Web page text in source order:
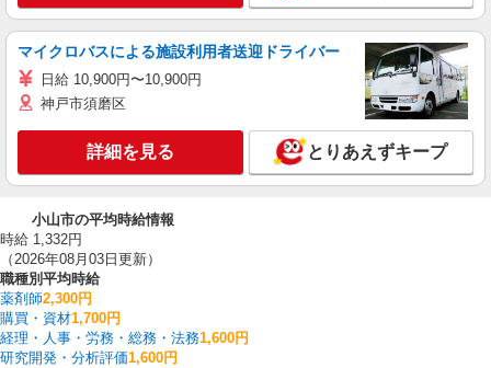
マイクロバスによる施設利用者送迎ドライバー
日給 10,900円〜10,900円
神戸市須磨区
詳細を見る とりあえずキープ
小山市の平均時給情報
時給 1,332円
（2026年08月03日更新）
職種別平均時給
薬剤師2,300円
購買・資材1,700円
経理・人事・労務・総務・法務1,600円
研究開発・分析評価1,600円